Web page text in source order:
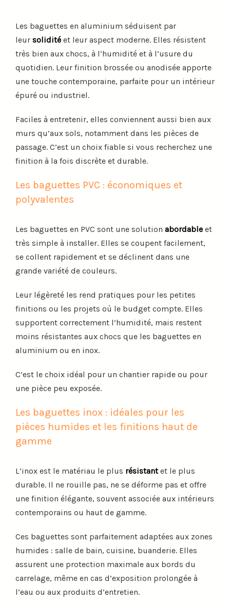
Les baguettes en aluminium séduisent par
leur solidité et leur aspect moderne. Elles résistent
très bien aux chocs, à l’humidité et à l’usure du
quotidien. Leur finition brossée ou anodisée apporte
une touche contemporaine, parfaite pour un intérieur
épuré ou industriel.
Faciles à entretenir, elles conviennent aussi bien aux
murs qu’aux sols, notamment dans les pièces de
passage. C’est un choix fiable si vous recherchez une
finition à la fois discrète et durable.
Les baguettes PVC : économiques et
polyvalentes
Les baguettes en PVC sont une solution abordable et
très simple à installer. Elles se coupent facilement,
se collent rapidement et se déclinent dans une
grande variété de couleurs.
Leur légèreté les rend pratiques pour les petites
finitions ou les projets où le budget compte. Elles
supportent correctement l’humidité, mais restent
moins résistantes aux chocs que les baguettes en
aluminium ou en inox.
C’est le choix idéal pour un chantier rapide ou pour
une pièce peu exposée.
Les baguettes inox : idéales pour les
pièces humides et les finitions haut de
gamme
L’inox est le matériau le plus résistantet le plus
durable. Il ne rouille pas, ne se déforme pas et offre
une finition élégante, souvent associée aux intérieurs
contemporains ou haut de gamme.
Ces baguettes sont parfaitement adaptées aux zones
humides : salle de bain, cuisine, buanderie. Elles
assurent une protection maximale aux bords du
carrelage, même en cas d’exposition prolongée à
l’eau ou aux produits d’entretien.